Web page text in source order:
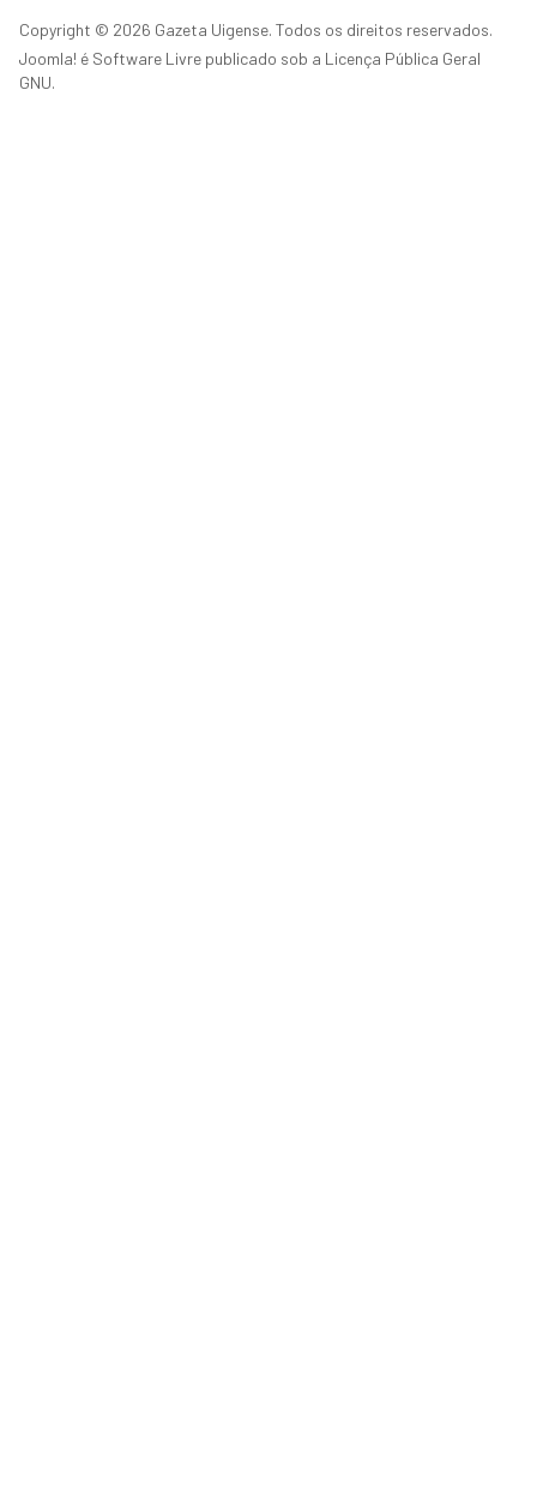
Copyright © 2026 Gazeta Uigense. Todos os direitos reservados.
Joomla! é Software Livre publicado sob a Licença Pública Geral
GNU.